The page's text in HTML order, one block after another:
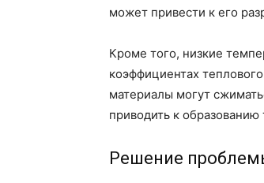
может привести к его
Кроме того, низкие
коэффициентах
материалы могут
приводить к
Решение